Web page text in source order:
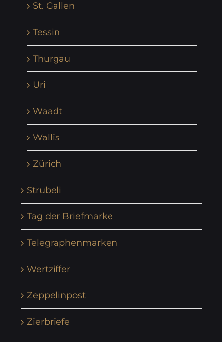
St. Gallen
Tessin
Thurgau
Uri
Waadt
Wallis
Zürich
Strubeli
Tag der Briefmarke
Telegraphenmarken
Wertziffer
Zeppelinpost
Zierbriefe